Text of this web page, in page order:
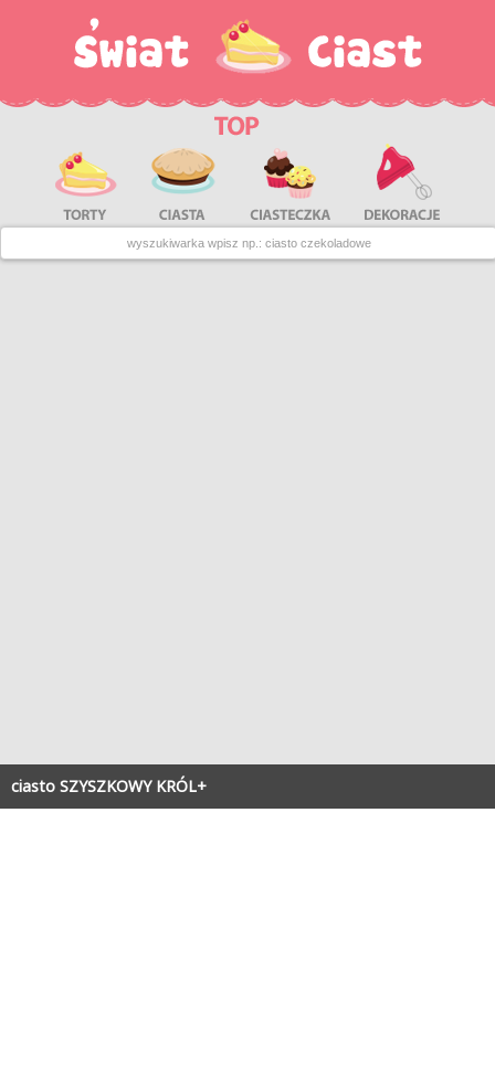
ciasto SZYSZKOWY KRÓL+